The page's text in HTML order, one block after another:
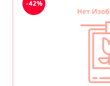
-42%